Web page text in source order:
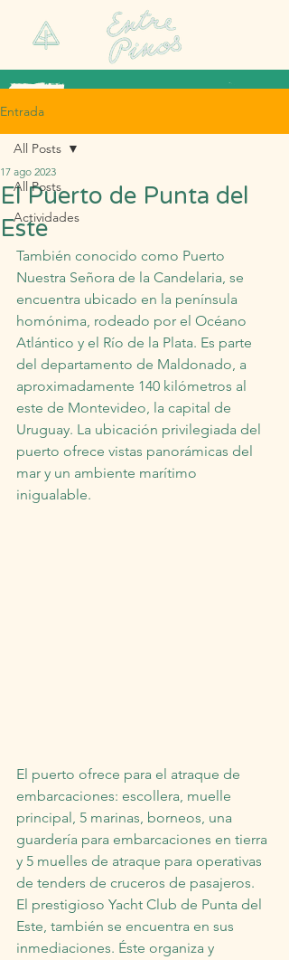
Entrada
All Posts
Actividades
All Posts
El Puerto de Punta del
Este
17 ago 2023
También conocido como Puerto
Nuestra Señora de la Candelaria, se
encuentra ubicado en la península
homónima, rodeado por el Océano
Atlántico y el Río de la Plata. Es parte
del departamento de Maldonado, a
aproximadamente 140 kilómetros al
este de Montevideo, la capital de
Uruguay. La ubicación privilegiada del
puerto ofrece vistas panorámicas del
mar y un ambiente marítimo
inigualable.
El puerto ofrece para el atraque de
embarcaciones: escollera, muelle
principal, 5 marinas, borneos, una
guardería para embarcaciones en tierra
y 5 muelles de atraque para operativas
de tenders de cruceros de pasajeros.
El prestigioso Yacht Club de Punta del
Este, también se encuentra en sus
inmediaciones. Éste organiza y